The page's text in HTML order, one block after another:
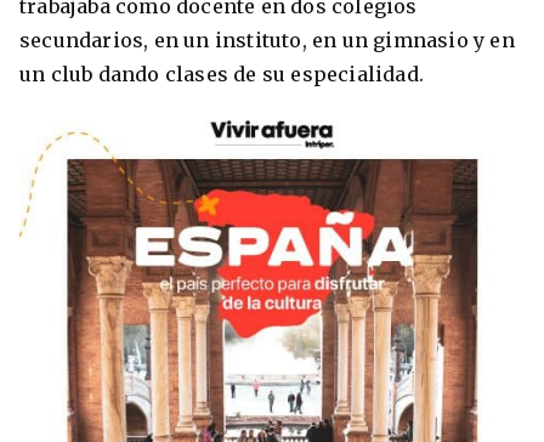
Australia permitirá la entrada de
estudiantes y trabajadores cualificados
vacunados contra el Covid-19
Agustina Fontirroig 23/11/2021
Ecuador
VER TODOS LOS PAÍSES
Estudia un Bachelor de IT en Cork
trabajaba como docente en dos colegios
secundarios, en un instituto, en un gimnasio y en
un club dando clases de su especialidad.